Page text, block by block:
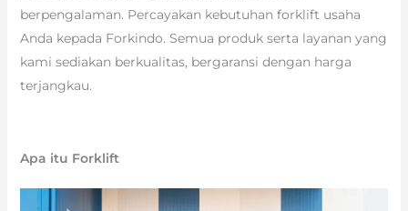
berpengalaman. Percayakan kebutuhan forklift usaha
Anda kepada Forkindo. Semua produk serta layanan yang
kami sediakan berkualitas, bergaransi dengan harga
terjangkau.
Apa itu Forklift